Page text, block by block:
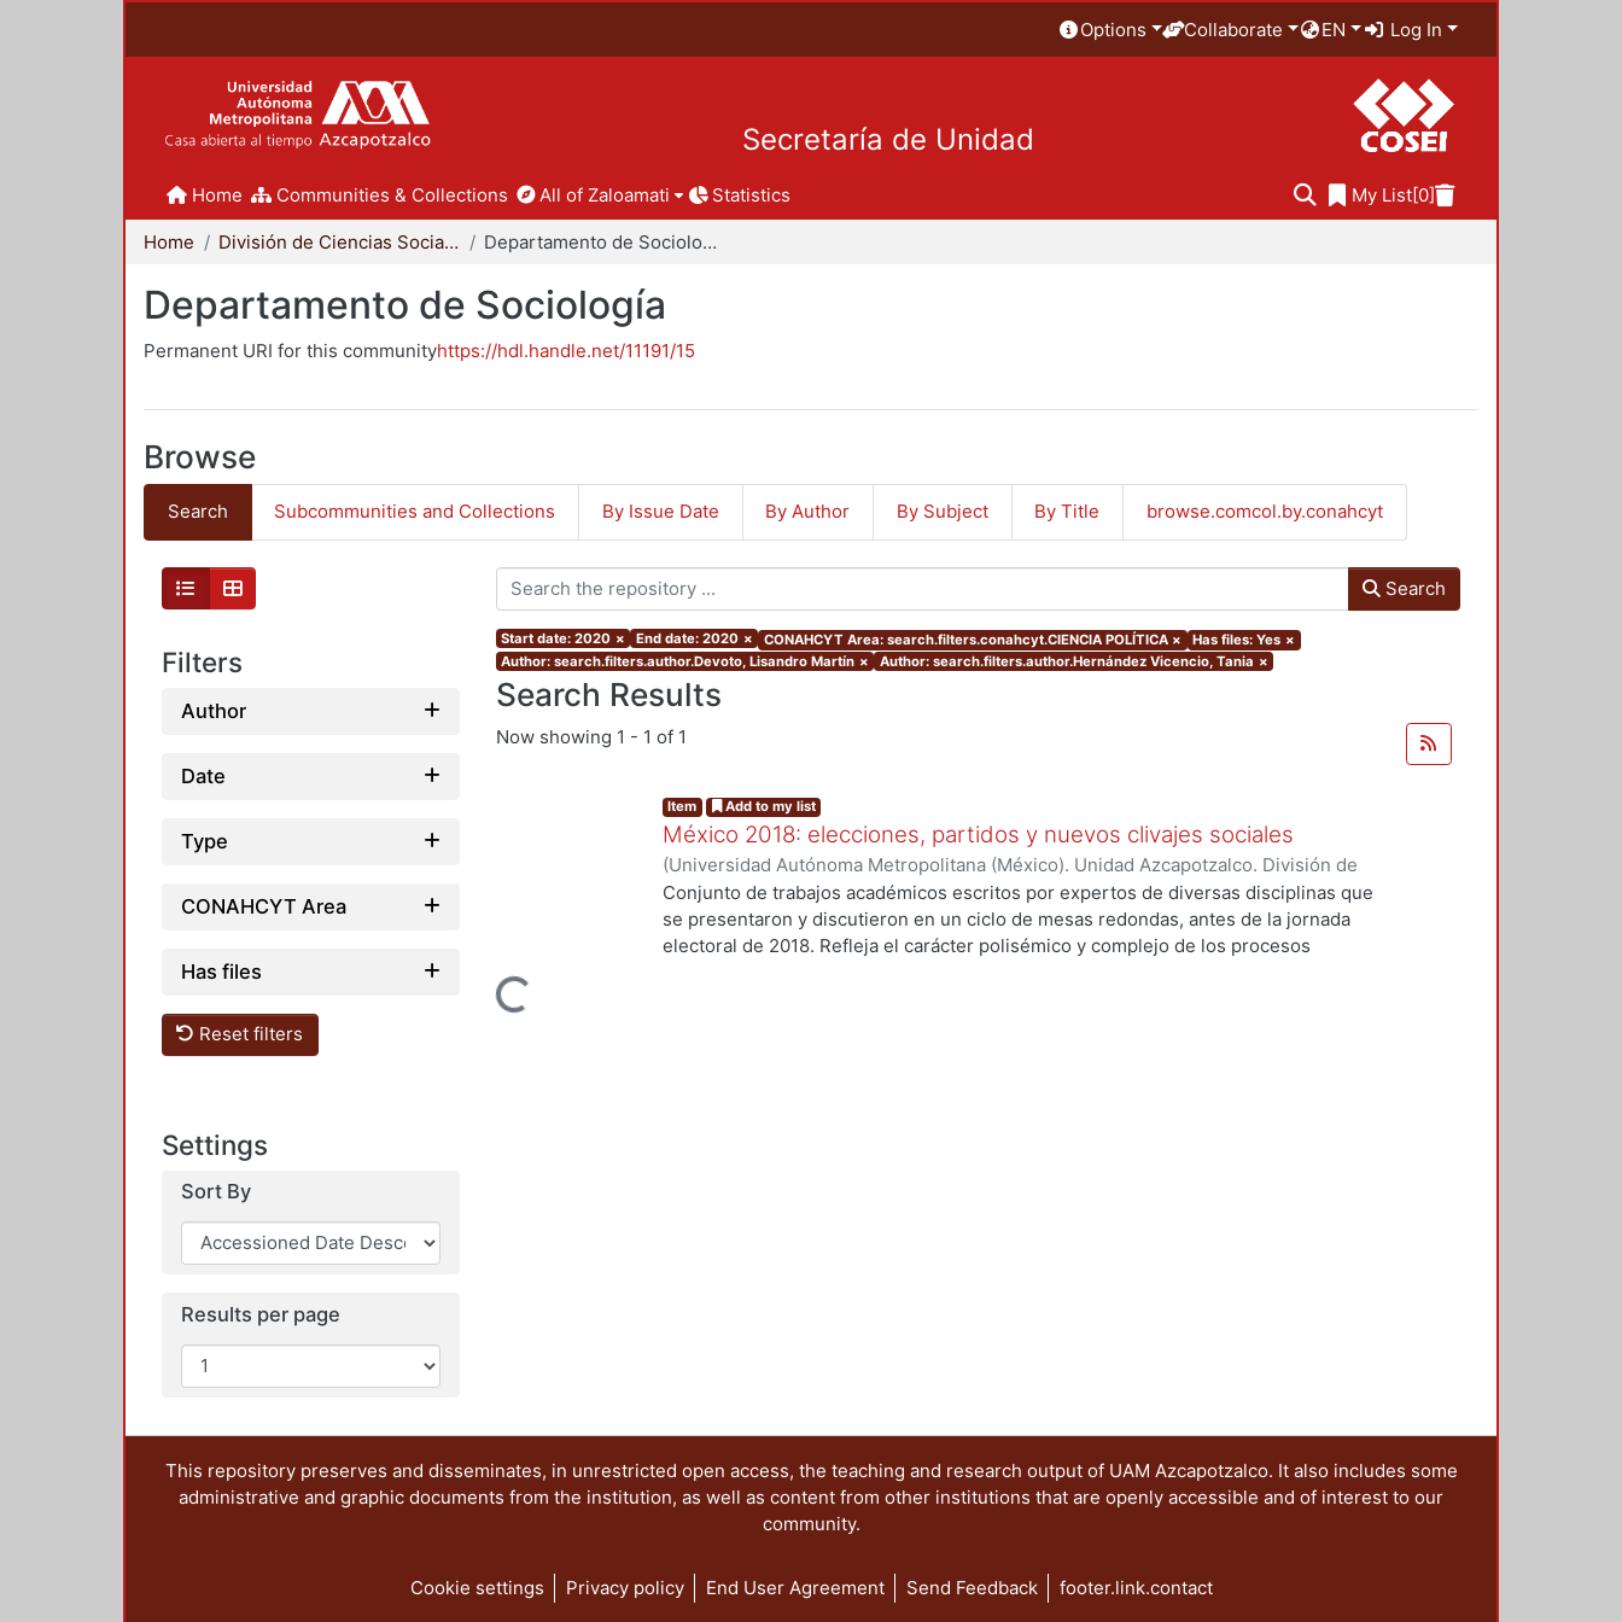
Options Collaborate EN Log In
Secretaría de Unidad
Home Communities & Collections All of Zaloamati Statistics My List[0]
Home División de Ciencias Sociales y Humanidades Departamento de Sociología
Departamento de Sociología
Permanent URI for this communityhttps://hdl.handle.net/11191/15
Browse
Search Subcommunities and Collections By Issue Date By Author By Subject By Title browse.comcol.by.conahcyt
Filters
Author
Date
Type
CONAHCYT Area
Has files
Reset filters
Settings
Sort By
Results per page
Search
Start date: 2020 × End date: 2020 × CONAHCYT Area: search.filters.conahcyt.CIENCIA POLÍTICA × Has files: Yes ×
Author: search.filters.author.Devoto, Lisandro Martín × Author: search.filters.author.Hernández Vicencio, Tania ×
Search Results
Now showing 1 - 1 of 1
Loading...
Item Add to my list
México 2018: elecciones, partidos y nuevos clivajes sociales
(Universidad Autónoma Metropolitana (México). Unidad Azcapotzalco. División de
Ciencias Sociales y Humanidades.,2020)Palma, Esperanza;Tamayo, Sergio;
Osornio Guerrero, María Cristina ;Alarcón Olguín, Víctor Manuel;Tejera Gaona,
Héctor;Navarrete Vela, Juan Pablo;Reveles Vázquez, Francisco;Devoto, Lisandro
Conjunto de trabajos académicos escritos por expertos de diversas disciplinas que
se presentaron y discutieron en un ciclo de mesas redondas, antes de la jornada
electoral de 2018. Refleja el carácter polisémico y complejo de los procesos
This repository preserves and disseminates, in unrestricted open access, the teaching and research output of UAM Azcapotzalco. It also includes some
administrative and graphic documents from the institution, as well as content from other institutions that are openly accessible and of interest to our
community.
Cookie settings Privacy policy End User Agreement Send Feedback footer.link.contact